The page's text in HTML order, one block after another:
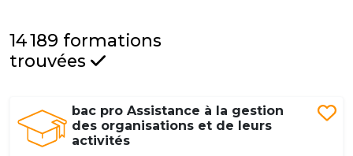
14 189 formations
trouvées
bac pro Assistance à la gestion
des organisations et de leurs
activités